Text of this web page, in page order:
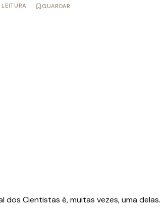
GUARDAR
dos Cientistas é, muitas vezes, uma delas.